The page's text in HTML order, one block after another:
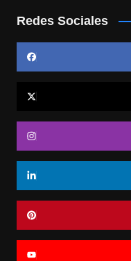
Redes Sociales